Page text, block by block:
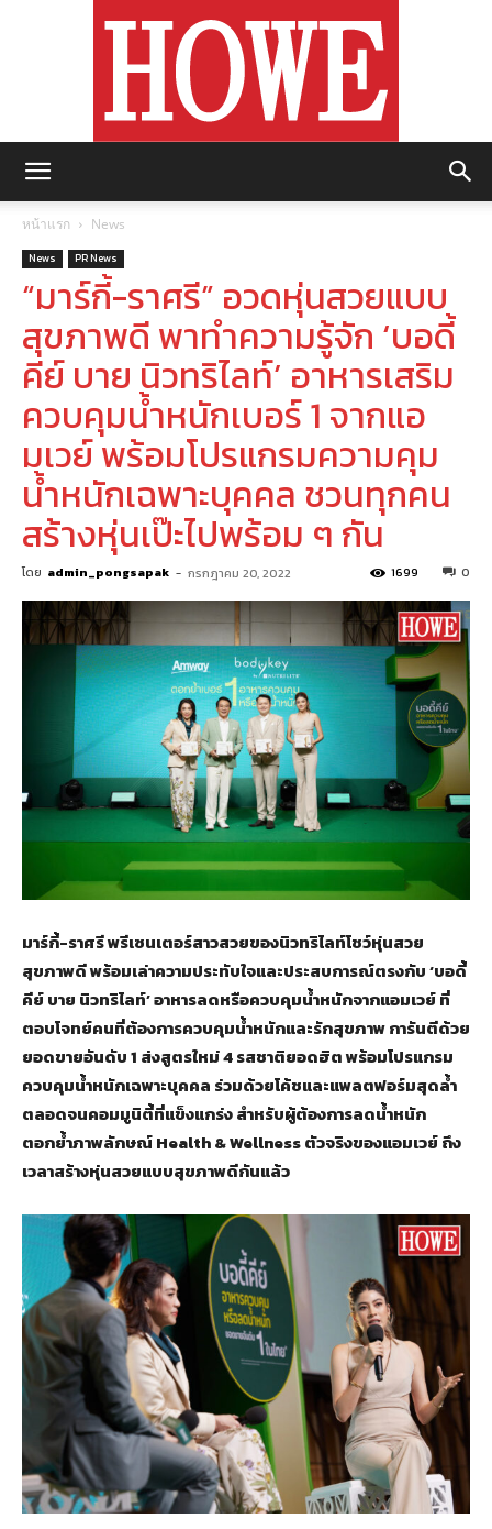
หน้าแรก News
News PR News
“มาร์กี้-ราศรี” อวดหุ่นสวยแบบ
สุขภาพดี พาทำความรู้จัก ‘บอดี้
คีย์ บาย นิวทริไลท์’ อาหารเสริม
ควบคุมน้ำหนักเบอร์ 1 จากแอ
มเวย์ พร้อมโปรแกรมความคุม
น้ำหนักเฉพาะบุคคล ชวนทุกคน
สร้างหุ่นเป๊ะไปพร้อม ๆ กัน
โดย admin_pongsapak - กรกฎาคม 20, 2022 0
1699
มาร์กี้-ราศรี พรีเซนเตอร์สาวสวยของนิวทริไลท์โชว์หุ่นสวย
สุขภาพดี พร้อมเล่าความประทับใจและประสบการณ์ตรงกับ ‘บอดี้
คีย์ บาย นิวทริไลท์’ อาหารลดหรือควบคุมน้ำหนักจากแอมเวย์ ที่
ตอบโจทย์คนที่ต้องการควบคุมน้ำหนักและรักสุขภาพ การันตีด้วย
ยอดขายอันดับ 1 ส่งสูตรใหม่ 4 รสชาติยอดฮิต พร้อมโปรแกรม
ควบคุมน้ำหนักเฉพาะบุคคล ร่วมด้วยโค้ชและแพลตฟอร์มสุดล้ำ
ตลอดจนคอมมูนิตี้ที่แข็งแกร่ง สำหรับผู้ต้องการลดน้ำหนัก
ตอกย้ำภาพลักษณ์ Health & Wellness ตัวจริงของแอมเวย์ ถึง
เวลาสร้างหุ่นสวยแบบสุขภาพดีกันแล้ว